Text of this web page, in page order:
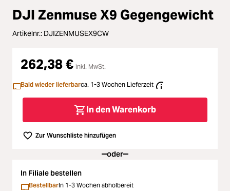
Licht & Studio
Bildbearbeitung
Ferngläser
Second Hand
DJI Zenmuse X9 Gegengewicht
Artikelnr.: DJIZENMUSEX9CW
262,38 € inkl. MwSt.
Bald wieder lieferbarca. 1-3 Wochen Lieferzeit
In den Warenkorb
Zur Wunschliste hinzufügen
oder
In Filiale bestellen
BestellbarIn 1-3 Wochen abholbereit